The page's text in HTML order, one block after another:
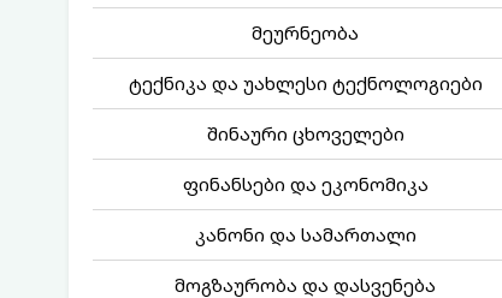
მეურნეობა
ტექნიკა და უახლესი ტექნოლოგიები
შინაური ცხოველები
ფინანსები და ეკონომიკა
კანონი და სამართალი
მოგზაურობა და დასვენება